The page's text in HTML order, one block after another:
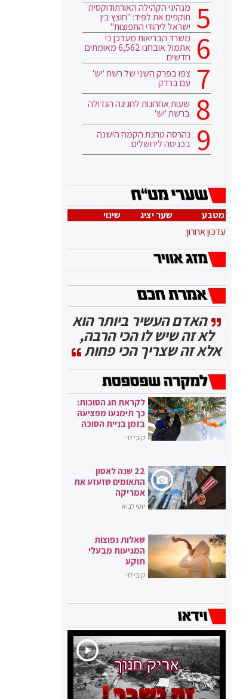
מנהיגי הקהילה האורתודוקסית
תוקפים את לפיד: "חוצץ בין
ישראל ליהודי התפוצות"
משרד הבריאות מעדכן כי
אתמול אובחנו 6,562 מאומתים
חדשים
צפו בפרק השני של רשת 'יש'
עם ברדק
שעות אחרונות לחגיגה הגדולה
ברשת 'יש'
נהרסה טחנת הקמח הישנה
בכניסה לירושלים
מטבע שער יציג
שינוי
עדכון אחרון:
האדם העשיר ביותר הוא
לא זה שיש לו הכי הרבה,
אלא זה שצריך הכי פחות
לקראת חג הסוכות:
כך תימנעו מפציעה
בזמן בניית הסוכה
קובי לוי
22 שנה לאסון
התאומים שזעזע את
אמריקה
יוסי לביא
שאלות נפוצות
המגיעות מבעלי
תוקע
קובי לוי